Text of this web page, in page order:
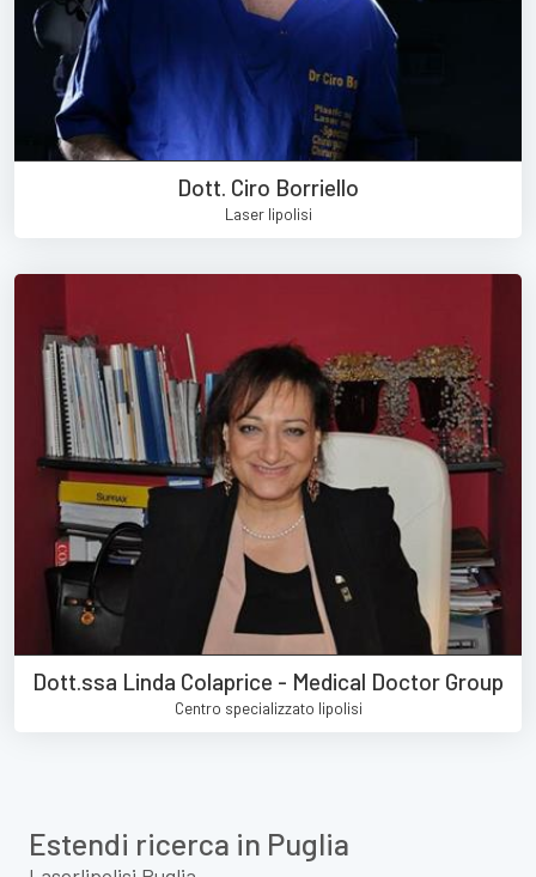
Dott. Ciro Borriello
Laser lipolisi
Dott.ssa Linda Colaprice - Medical Doctor Group
Centro specializzato lipolisi
Estendi ricerca in Puglia